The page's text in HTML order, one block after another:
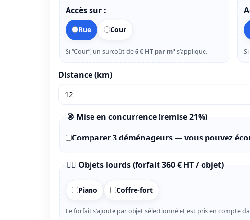
Accès sur :
Rue Cour
Si “Cour”, un surcoût de6 € HT par m³s’applique.
Distance (km)
🎯 Mise en concurrence (remise 21%)
Comparer 3 déménageurs— vous pouvez
🏋️‍♂️ Objets lourds (forfait 360 € HT / objet)
Piano Coffre-fort
Le forfait s’ajoute par objet sélectionné et est pris en compte